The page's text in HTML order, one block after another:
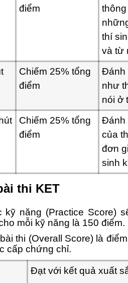
điểm
thí
và từ
Chiếm 25% tổng
điểm
Đánh
như
nói ở
Chiếm 25% tổng
điểm
Đánh
của
đơn
sinh
thi KET
năng (Practice Score)
mỗi kỹ năng là 150 điểm.
thi (Overall Score) là
cấp chứng chỉ.
Đạt với kết quả xuất